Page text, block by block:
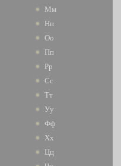
Мм
Нн
Оо
Пп
Рр
Сс
Тт
Уу
Фф
Хх
Цц